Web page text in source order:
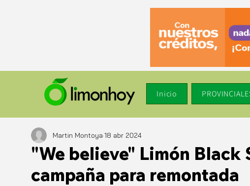
Inicio
"We believe" Limón Black
campaña para remontada
Martin Montoya 18 abr 2024